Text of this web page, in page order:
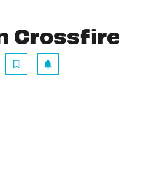
Crossfire
bookmark_border notifications